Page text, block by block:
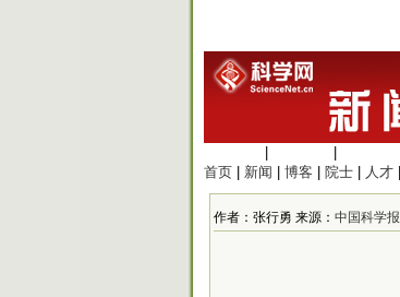
首页
新闻 博客 院士 人才
作者：张行勇 来源： 中国科学报